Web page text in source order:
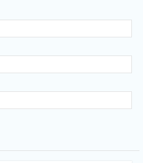
tuc-thay-
doanh">